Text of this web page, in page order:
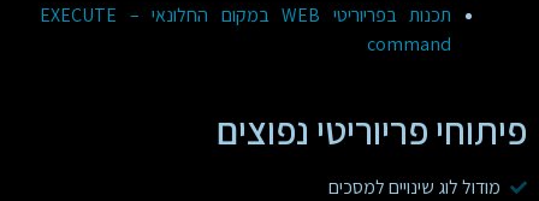
תכנות בפריוריטי WEB במקום החלונאי – EXECUTE
command
פיתוחי פריוריטי נפוצים
מודול לוג שינויים למסכים